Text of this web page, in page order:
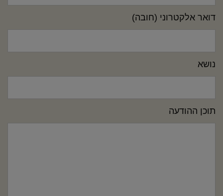
דואר אלקטרוני (חובה)
נושא
תוכן ההודעה